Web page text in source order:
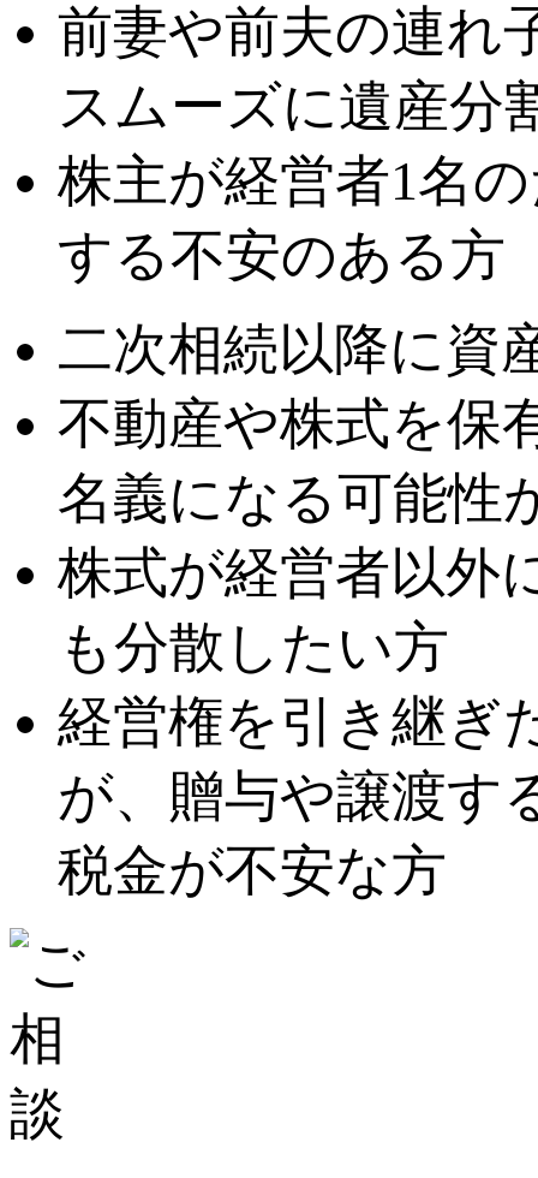
前妻や前夫の連れ
スムーズに遺産分
株主が経営者1名
する不安のある方
二次相続以降に資
不動産や株式を保
名義になる可能性
株式が経営者以外
も分散したい方
経営権を引き継ぎ
が、贈与や譲渡す
税金が不安な方